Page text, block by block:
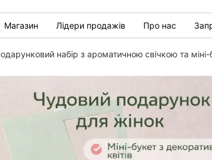
Магазин Лідери продажів Про нас
набір з ароматичною свічкою та